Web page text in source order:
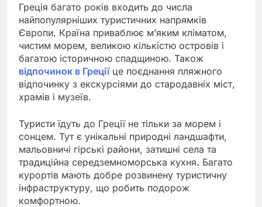
Греція багато років входить до числа
найпопулярніших туристичних напрямків
Європи. Країна приваблює м’яким кліматом,
чистим морем, великою кількістю островів і
багатою історичною спадщиною. Також
відпочинок в Греціїце поєднання пляжного
відпочинку з екскурсіями до стародавніх міст,
храмів і музеїв.
Туристи їдуть до Греції не тільки за морем і
сонцем. Тут є унікальні природні ландшафти,
мальовничі гірські райони, затишні села та
традиційна середземноморська кухня. Багато
курортів мають добре розвинену туристичну
інфраструктуру, що робить подорож
комфортною.